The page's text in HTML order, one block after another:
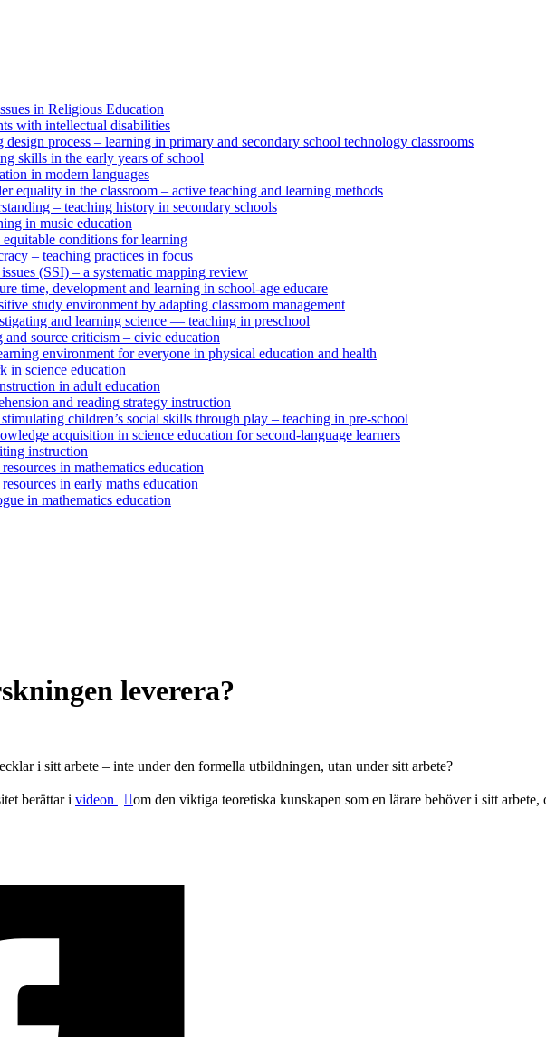
in Religious Education
with intellectual disabilities
design process – learning in primary and secondary school technology classrooms
skills in the early years of school
in modern languages
equality in the classroom – active teaching and learning methods
– teaching history in secondary schools
in music education
conditions for learning
– teaching practices in focus
(SSI) – a systematic mapping review
time, development and learning in school-age educare
study environment by adapting classroom management
and learning science — teaching in preschool
source criticism – civic education
environment for everyone in physical education and health
in science education
in adult education
and reading strategy instruction
children’s social skills through play – teaching in pre-school
acquisition in science education for second-language learners
instruction
in mathematics education
in early maths education
in mathematics education
leverera?
i sitt arbete – inte under den formella utbildningen, utan under sitt arbete?
berättar i videon om den viktiga teoretiska kunskapen som en lärare behöver i sitt